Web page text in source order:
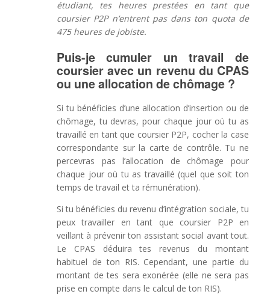
étudiant, tes heures prestées en tant que
coursier P2P n’entrent pas dans ton quota de
475 heures de jobiste.
Puis-je cumuler un travail de
coursier avec un revenu du CPAS
ou une allocation de chômage ?
Si tu bénéficies d’une allocation d’insertion ou de
chômage, tu devras, pour chaque jour où tu as
travaillé en tant que coursier P2P, cocher la case
correspondante sur la carte de contrôle. Tu ne
percevras pas l’allocation de chômage pour
chaque jour où tu as travaillé (quel que soit ton
temps de travail et ta rémunération).
Si tu bénéficies du revenu d’intégration sociale, tu
peux travailler en tant que coursier P2P en
veillant à prévenir ton assistant social avant tout.
Le CPAS déduira tes revenus du montant
habituel de ton RIS. Cependant, une partie du
montant de tes sera exonérée (elle ne sera pas
prise en compte dans le calcul de ton RIS).